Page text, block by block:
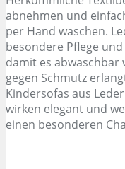
abnehmen und
per Hand waschen.
besondere Pflege
damit es abwaschbar
gegen Schmutz
Kindersofas aus
wirken elegant und
einen besonderen